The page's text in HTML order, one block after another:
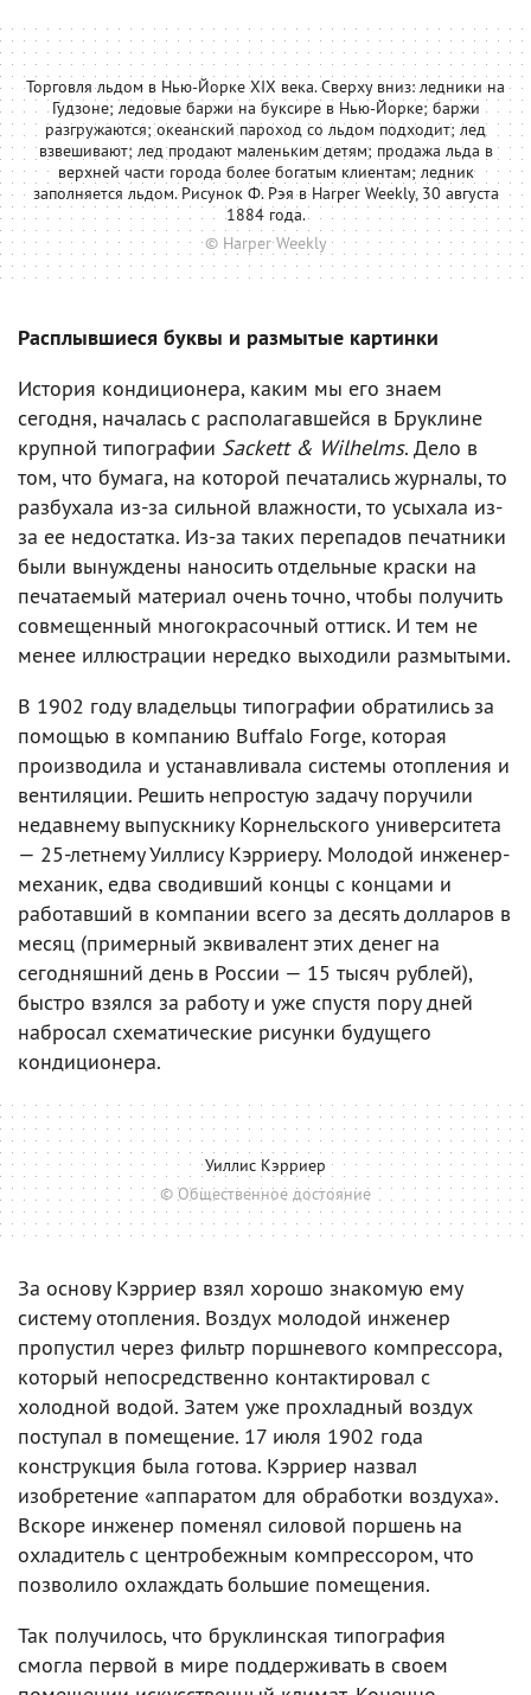
Торговля льдом в Нью-Йорке XIX века. Сверху вниз: ледники на
Гудзоне; ледовые баржи на буксире в Нью-Йорке; баржи
разгружаются; океанский пароход со льдом подходит; лед
взвешивают; лед продают маленьким детям; продажа льда в
верхней части города более богатым клиентам; ледник
заполняется льдом. Рисунок Ф. Рэя в Harper Weekly, 30 августа
1884 года.
© Harper Weekly
Расплывшиеся буквы и размытые картинки
История кондиционера, каким мы его знаем
сегодня, началась с располагавшейся в Бруклине
крупной типографии Sackett & Wilhelms. Дело в
том, что бумага, на которой печатались журналы, то
разбухала из-за сильной влажности, то усыхала из-
за ее недостатка. Из-за таких перепадов печатники
были вынуждены наносить отдельные краски на
печатаемый материал очень точно, чтобы получить
совмещенный многокрасочный оттиск. И тем не
менее иллюстрации нередко выходили размытыми.
В 1902 году владельцы типографии обратились за
помощью в компанию Buffalo Forge, которая
производила и устанавливала системы отопления и
вентиляции. Решить непростую задачу поручили
недавнему выпускнику Корнельского университета
— 25-летнему Уиллису Кэрриеру. Молодой инженер-
механик, едва сводивший концы с концами и
работавший в компании всего за десять долларов в
месяц (примерный эквивалент этих денег на
сегодняшний день в России — 15 тысяч рублей),
быстро взялся за работу и уже спустя пору дней
набросал схематические рисунки будущего
кондиционера.
Уиллис Кэрриер
© Общественное достояние
За основу Кэрриер взял хорошо знакомую ему
систему отопления. Воздух молодой инженер
пропустил через фильтр поршневого компрессора,
который непосредственно контактировал с
холодной водой. Затем уже прохладный воздух
поступал в помещение. 17 июля 1902 года
конструкция была готова. Кэрриер назвал
изобретение «аппаратом для обработки воздуха».
Вскоре инженер поменял силовой поршень на
охладитель с центробежным компрессором, что
позволило охлаждать большие помещения.
Так получилось, что бруклинская типография
смогла первой в мире поддерживать в своем